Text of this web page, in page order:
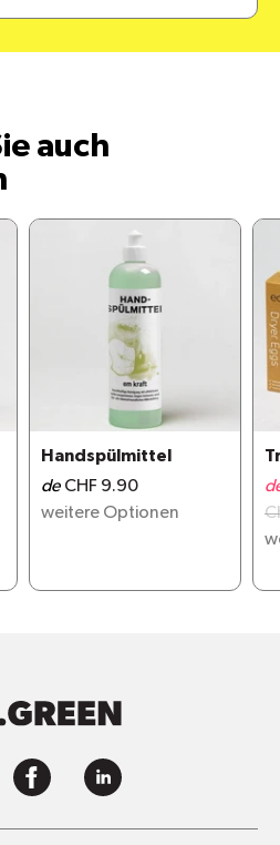
auch
Handspülmittel
de CHF 9.90
weitere Optionen